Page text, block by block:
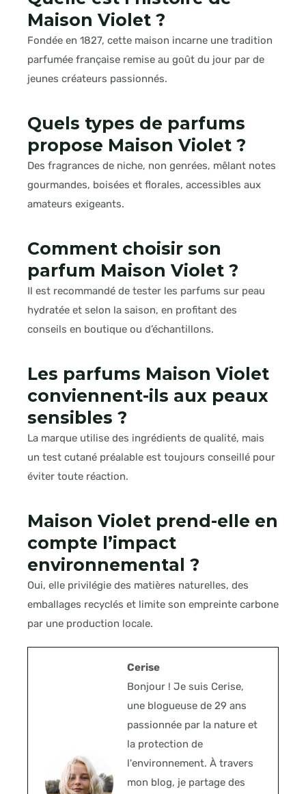
Maison Violet ?
Fondée en 1827, cette maison incarne une tradition
parfumée française remise au goût du jour par de
jeunes créateurs passionnés.
Quels types de parfums
propose Maison Violet ?
Des fragrances de niche, non genrées, mêlant notes
gourmandes, boisées et florales, accessibles aux
amateurs exigeants.
Comment choisir son
parfum Maison Violet ?
Il est recommandé de tester les parfums sur peau
hydratée et selon la saison, en profitant des
conseils en boutique ou d’échantillons.
Les parfums Maison Violet
conviennent-ils aux peaux
sensibles ?
La marque utilise des ingrédients de qualité, mais
un test cutané préalable est toujours conseillé pour
éviter toute réaction.
Maison Violet prend-elle en
compte l’impact
environnemental ?
Oui, elle privilégie des matières naturelles, des
emballages recyclés et limite son empreinte carbone
par une production locale.
Cerise
Bonjour ! Je suis Cerise,
une blogueuse de 29 ans
passionnée par la nature et
la protection de
l'environnement. À travers
mon blog, je partage des